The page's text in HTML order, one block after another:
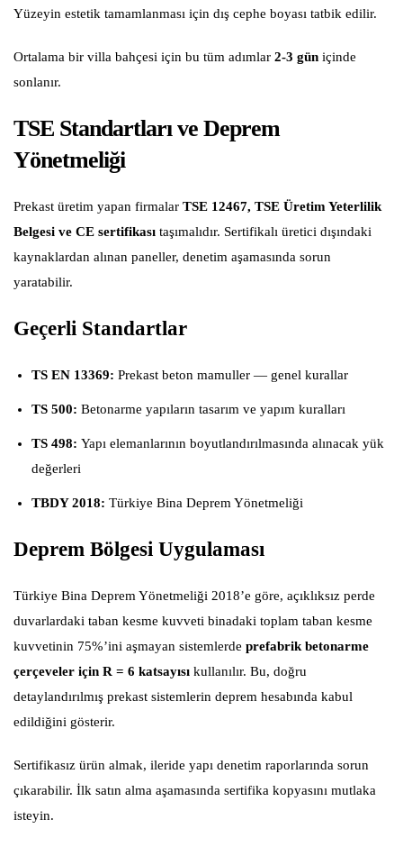
Yüzeyin estetik tamamlanması için dış cephe boyası tatbik edilir.
Ortalama bir villa bahçesi için bu tüm adımlar 2-3 gün içinde
sonlanır.
TSE Standartları ve Deprem
Yönetmeliği
Prekast üretim yapan firmalar TSE 12467, TSE Üretim Yeterlilik
Belgesi ve CE sertifikası taşımalıdır. Sertifikalı üretici dışındaki
kaynaklardan alınan paneller, denetim aşamasında sorun
yaratabilir.
Geçerli Standartlar
TS EN 13369: Prekast beton mamuller — genel kurallar
TS 500: Betonarme yapıların tasarım ve yapım kuralları
TS 498: Yapı elemanlarının boyutlandırılmasında alınacak yük
değerleri
TBDY 2018: Türkiye Bina Deprem Yönetmeliği
Deprem Bölgesi Uygulaması
Türkiye Bina Deprem Yönetmeliği 2018’e göre, açıklıksız perde
duvarlardaki taban kesme kuvveti binadaki toplam taban kesme
kuvvetinin 75%’ini aşmayan sistemlerde prefabrik betonarme
çerçeveler için R = 6 katsayısı kullanılır. Bu, doğru
detaylandırılmış prekast sistemlerin deprem hesabında kabul
edildiğini gösterir.
Sertifikasız ürün almak, ileride yapı denetim raporlarında sorun
çıkarabilir. İlk satın alma aşamasında sertifika kopyasını mutlaka
isteyin.